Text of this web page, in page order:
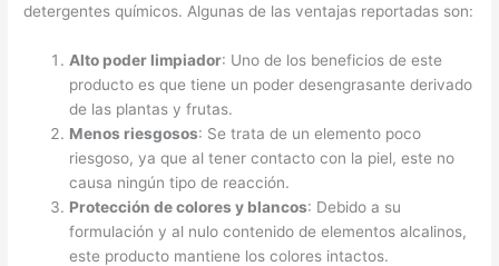
detergentes químicos. Algunas de las ventajas reportadas son:
Alto poder limpiador: Uno de los beneficios de este
producto es que tiene un poder desengrasante derivado
de las plantas y frutas.
Menos riesgosos: Se trata de un elemento poco
riesgoso, ya que al tener contacto con la piel, este no
causa ningún tipo de reacción.
Protección de colores y blancos: Debido a su
formulación y al nulo contenido de elementos alcalinos,
este producto mantiene los colores intactos.